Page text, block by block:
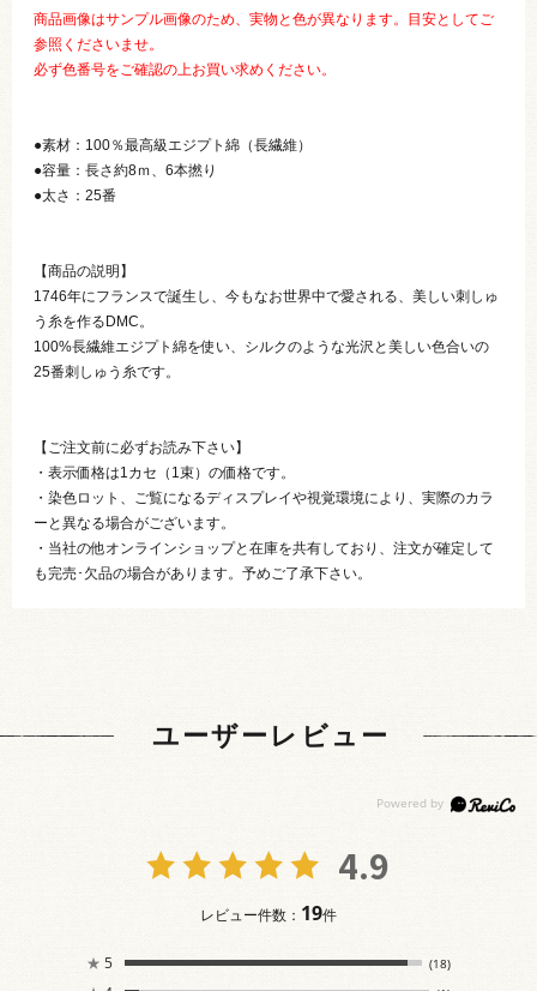
商品画像はサンプル画像のため、実物と色が異なります。目安としてご
参照くださいませ。
必ず色番号をご確認の上お買い求めください。
●素材：100％最高級エジプト綿（長繊維）
●容量：長さ約8ｍ、6本撚り
●太さ：25番
【商品の説明】
1746年にフランスで誕生し、今もなお世界中で愛される、美しい刺しゅ
う糸を作るDMC。
100%長繊維エジプト綿を使い、シルクのような光沢と美しい色合いの
25番刺しゅう糸です。
【ご注文前に必ずお読み下さい】
・表示価格は1カセ（1束）の価格です。
・染色ロット、ご覧になるディスプレイや視覚環境により、実際のカラ
ーと異なる場合がございます。
・当社の他オンラインショップと在庫を共有しており、注文が確定して
も完売･欠品の場合があります。予めご了承下さい。
ユーザーレビュー
4.9
レビュー件数： 19件
★ 5 (18)